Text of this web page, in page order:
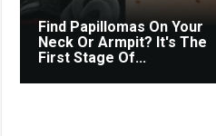
i
Find Papillomas On Your
Neck Or Armpit? It's The
First Stage Of...